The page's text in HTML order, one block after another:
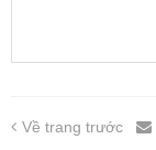
Về trang trước